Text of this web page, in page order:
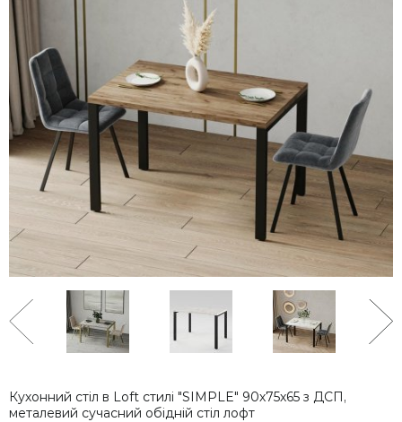
Кухонний стіл в Loft стилі "SIMPLE" 90х75х65 з ДСП,
металевий сучасний обідній стіл лофт